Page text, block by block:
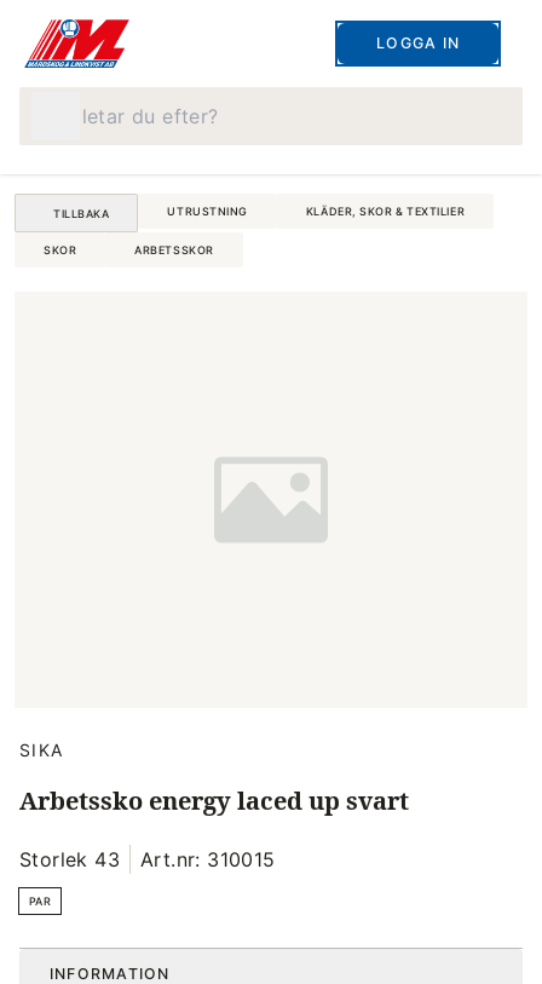
LOGGA IN
TILLBAKA UTRUSTNING KLÄDER, SKOR & TEXTILIER
SKOR ARBETSSKOR
SIKA
Arbetssko energy laced up svart
Storlek 43 Art.nr: 310015
PAR
INFORMATION